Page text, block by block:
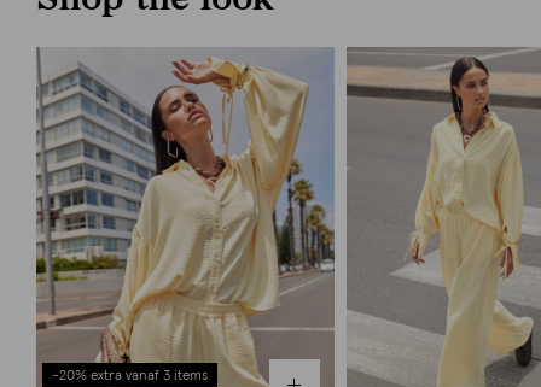
-20% extra vanaf 3 items